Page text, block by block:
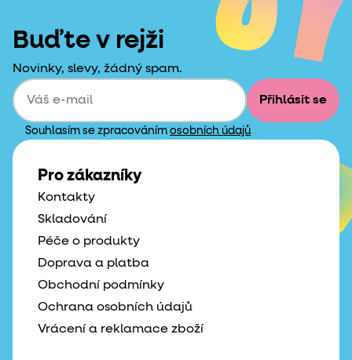
Buďte v rejži
Novinky, slevy, žádný spam.
Přihlásit se
Souhlasím se zpracováním osobních údajů
Pro zákazníky
Kontakty
Skladování
Péče o produkty
Doprava a platba
Obchodní podmínky
Ochrana osobních údajů
Vrácení a reklamace zboží